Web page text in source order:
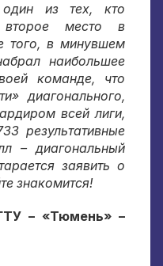
из тех, кто
второе место в
того, в минувшем
наибольшее
команде, что
диагонального,
всей лиги,
результативные
– диагональный
заявить о
знакомится!
– «Тюмень» –